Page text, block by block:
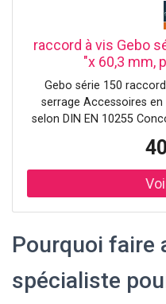
raccord à vis Gebo
"x 60,3 mm,
Gebo série 150
serrage Accessoires
selon DIN EN 10255
(hors bâtiments) air
(observer TRBF!)
25 °C avec eau de
Air comprimé PN 12 5
d'enregistrement DVGW :
3387- 2000 N°
Testé VdS à partir de
Pourquoi faire
spécialiste